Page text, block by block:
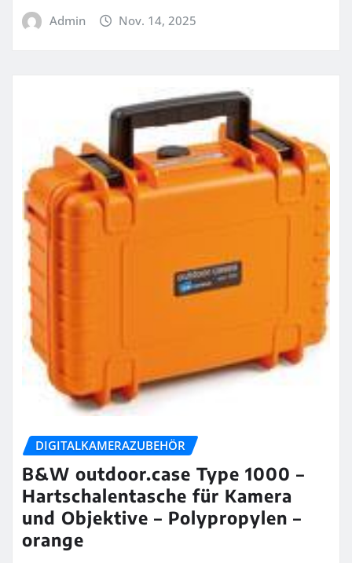
Admin Nov. 14, 2025
DIGITALKAMERAZUBEHÖR
B&W outdoor.case Type 1000 –
Hartschalentasche für Kamera
und Objektive – Polypropylen –
orange